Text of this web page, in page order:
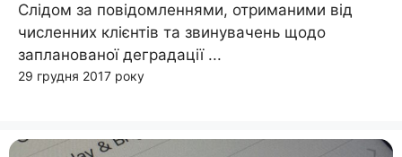
Слідом за повідомленнями, отриманими від
численних клієнтів та звинувачень щодо
запланованої деградації ...
29 грудня 2017 року